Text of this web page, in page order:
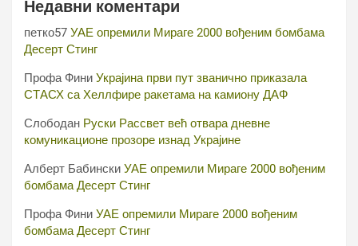
Недавни коментари
петко57 УАЕ опремили Мираге 2000 вођеним бомбама
Десерт Стинг
Профа Фини Украјина први пут званично приказала
СТАСХ са Хеллфире ракетама на камиону ДАФ
Слободан Руски Рассвет већ отвара дневне
комуникационе прозоре изнад Украјине
Алберт Бабински УАЕ опремили Мираге 2000 вођеним
бомбама Десерт Стинг
Профа Фини УАЕ опремили Мираге 2000 вођеним
бомбама Десерт Стинг